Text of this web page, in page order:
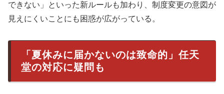
できない」といった新ルールも加わり、制度変更の意図が
見えにくいことにも困惑が広がっている。
「夏休みに届かないのは致命的」任天
堂の対応に疑問も